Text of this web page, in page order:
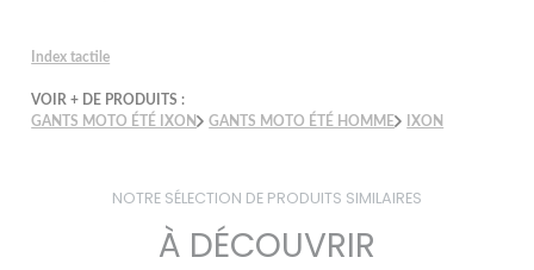
Index tactile
VOIR + DE PRODUITS :
GANTS MOTO ÉTÉ IXON
GANTS MOTO ÉTÉ HOMME IXON
NOTRE SÉLECTION DE PRODUITS SIMILAIRES
À DÉCOUVRIR